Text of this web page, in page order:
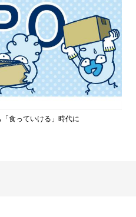
食っていける」時代に